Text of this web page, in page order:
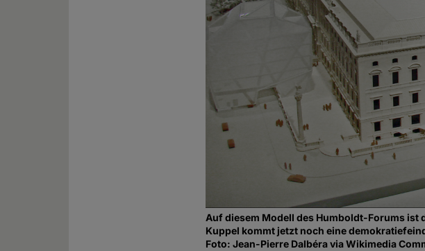
Auf diesem Modell des Humboldt-Forums ist
Kuppel kommt jetzt noch eine
Foto: Jean-Pierre Dalbéra via Wikimedia